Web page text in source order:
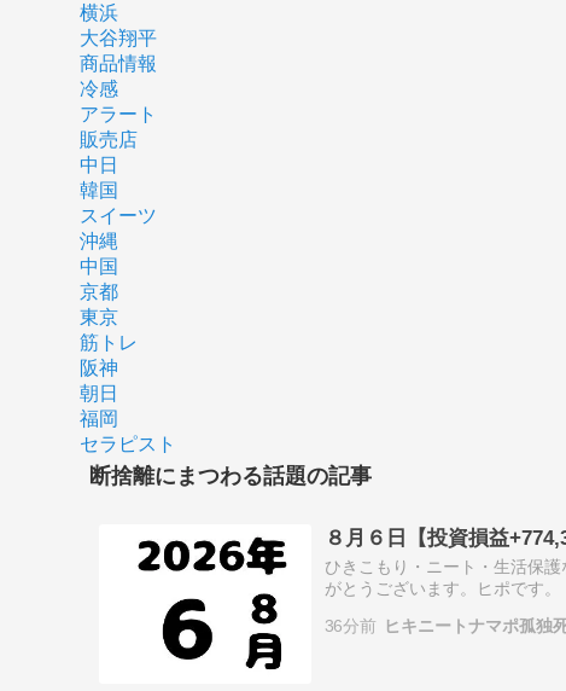
横浜
大谷翔平
商品情報
冷感
アラート
販売店
中日
韓国
スイーツ
沖縄
中国
京都
東京
筋トレ
阪神
朝日
福岡
セラピスト
断捨離にまつわる話題の記事
８月６日【投資損益
ひきこもり・ニート・生活保
がとうございます。ヒポです
36分前 ヒキニートナマポ孤独